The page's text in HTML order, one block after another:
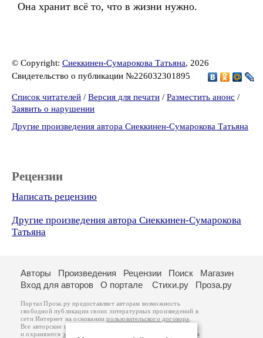
Она хранит всё то, что в жизни нужно.
© Copyright: Сиеккинен-Сумарокова Татьяна, 2026
Свидетельство о публикации №226032301895
Список читателей / Версия для печати / Разместить анонс /
Заявить о нарушении
Другие произведения автора Сиеккинен-Сумарокова Татьяна
Рецензии
Написать рецензию
Другие произведения автора Сиеккинен-Сумарокова
Татьяна
Авторы Произведения Рецензии Поиск
Магазин
Вход для авторов
О портале Стихи.ру Проза.ру
Портал Проза.ру предоставляет авторам возможность
свободной публикации своих литературных произведений в
сети Интернет на основаниипользовательского договора
Все авторские права на произведения принадлежат авторам
и охраняются законом . Перепечатка произведений возможна